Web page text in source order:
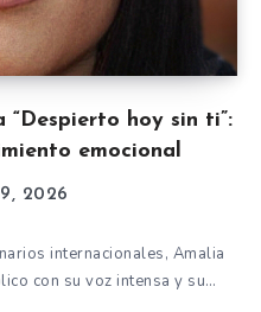
“Despierto hoy sin ti”:
emocional
2026
internacionales, Amalia
con su voz intensa y su…